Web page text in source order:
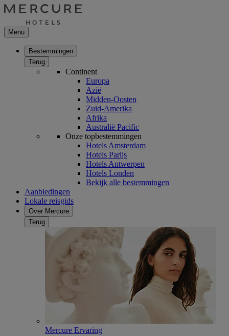
Menu
Bestemmingen
Terug
Continent
Europa
Azië
Midden-Oosten
Zuid-Amerika
Afrika
Australië Pacific
Onze topbestemmingen
Hotels Amsterdam
Hotels Parijs
Hotels Antwerpen
Hotels Londen
Bekijk alle bestemmingen
Aanbiedingen
Lokale reisgids
Over Mercure
Terug
Mercure Ervaring